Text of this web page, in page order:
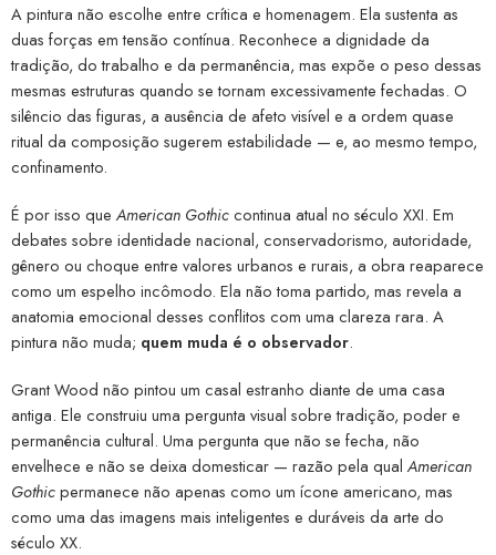
A pintura não escolhe entre crítica e homenagem. Ela sustenta as
duas forças em tensão contínua. Reconhece a dignidade da
tradição, do trabalho e da permanência, mas expõe o peso dessas
mesmas estruturas quando se tornam excessivamente fechadas. O
silêncio das figuras, a ausência de afeto visível e a ordem quase
ritual da composição sugerem estabilidade — e, ao mesmo tempo,
confinamento.
É por isso que American Gothiccontinua atual no século XXI. Em
debates sobre identidade nacional, conservadorismo, autoridade,
gênero ou choque entre valores urbanos e rurais, a obra reaparece
como um espelho incômodo. Ela não toma partido, mas revela a
anatomia emocional desses conflitos com uma clareza rara. A
pintura não muda; quem muda é o observador.
Grant Wood não pintou um casal estranho diante de uma casa
antiga. Ele construiu uma pergunta visual sobre tradição, poder e
permanência cultural. Uma pergunta que não se fecha, não
envelhece e não se deixa domesticar — razão pela qual American
Gothicpermanece não apenas como um ícone americano, mas
como uma das imagens mais inteligentes e duráveis da arte do
século XX.